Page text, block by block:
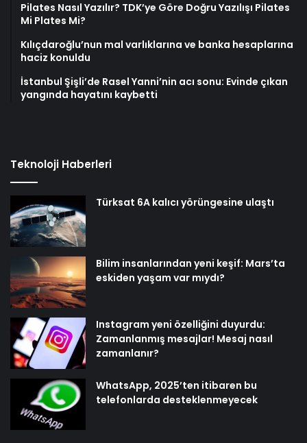
Pilates Nasıl Yazılır? TDK’ye Göre Doğru Yazılışı Pilates
Mi Plates Mi?
Kılıçdaroğlu’nun mal varlıklarına ve banka hesaplarına
haciz konuldu
İstanbul Şişli’de Rasel Yanni’nin acı sonu: Evinde çıkan
yangında hayatını kaybetti
Teknoloji Haberleri
Türksat 6A kalıcı yörüngesine ulaştı
Bilim insanlarından yeni keşif: Mars’ta
eskiden yaşam var mıydı?
Instagram yeni özelliğini duyurdu:
Zamanlanmış mesajlar! Mesaj nasıl
zamanlanır?
WhatsApp, 2025’ten itibaren bu
telefonlarda desteklenmeyecek